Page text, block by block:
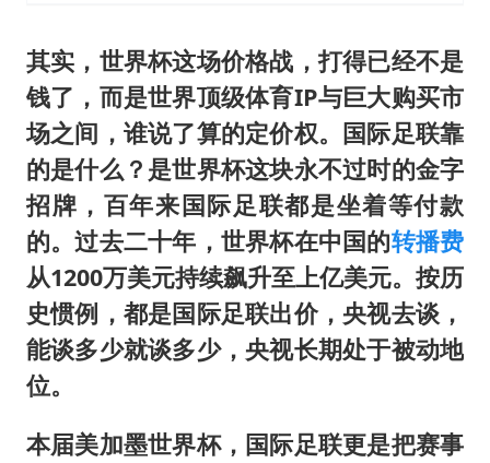
其实，世界杯这场价格战，打得已经不是
钱了，而是世界顶级体育IP与巨大购买市
场之间，谁说了算的定价权。国际足联靠
的是什么？是世界杯这块永不过时的金字
招牌，百年来国际足联都是坐着等付款
的。过去二十年，世界杯在中国的转播费
从1200万美元持续飙升至上亿美元。按历
史惯例，都是国际足联出价，央视去谈，
能谈多少就谈多少，央视长期处于被动地
位。
本届美加墨世界杯，国际足联更是把赛事